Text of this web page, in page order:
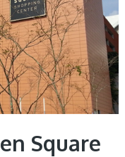
Square